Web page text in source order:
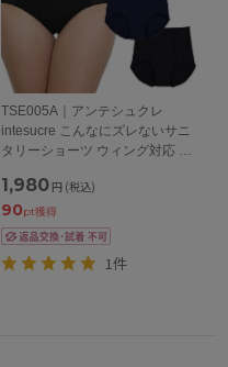
TSE005A｜アンテシュクレ
intesucre こんなにズレないサニ
タリーショーツ ウィング対応 マ
1,980 円 (税込)
90pt獲得
1件